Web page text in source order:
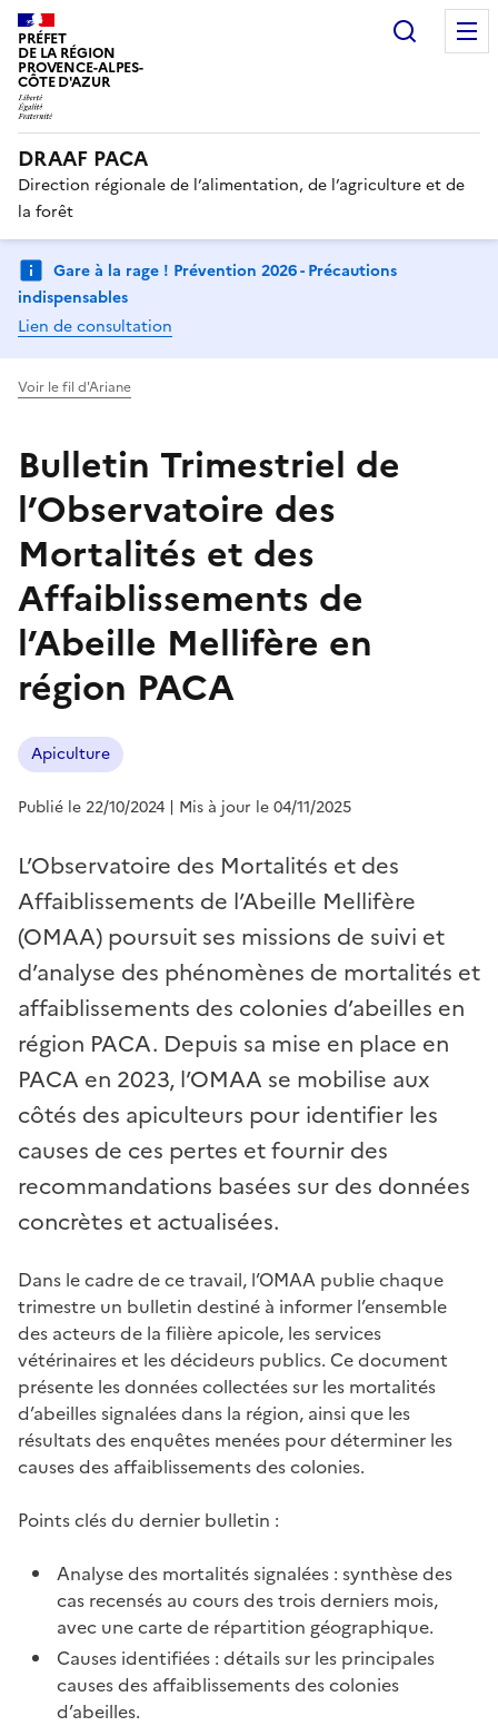
PRÉFET
DE LA RÉGION
PROVENCE-ALPES-
CÔTE D'AZUR
DRAAF PACA
Direction régionale de l’alimentation, de l’agriculture et de
la forêt
Gare à la rage ! Prévention 2026 - Précautions
indispensables
Lien de consultation
Voir le fil d'Ariane
Bulletin Trimestriel de
l’Observatoire des
Mortalités et des
Affaiblissements de
l’Abeille Mellifère en
région PACA
Apiculture
Publié le 22/10/2024 | Mis à jour le 04/11/2025
L’Observatoire des Mortalités et des
Affaiblissements de l’Abeille Mellifère
(OMAA) poursuit ses missions de suivi et
d’analyse des phénomènes de mortalités et
affaiblissements des colonies d’abeilles en
région PACA. Depuis sa mise en place en
PACA en 2023, l’OMAA se mobilise aux
côtés des apiculteurs pour identifier les
causes de ces pertes et fournir des
recommandations basées sur des données
concrètes et actualisées.
Dans le cadre de ce travail, l’OMAA publie chaque
trimestre un bulletin destiné à informer l’ensemble
des acteurs de la filière apicole, les services
vétérinaires et les décideurs publics. Ce document
présente les données collectées sur les mortalités
d’abeilles signalées dans la région, ainsi que les
résultats des enquêtes menées pour déterminer les
causes des affaiblissements des colonies.
Points clés du dernier bulletin :
Analyse des mortalités signalées : synthèse des
cas recensés au cours des trois derniers mois,
avec une carte de répartition géographique.
Causes identifiées : détails sur les principales
causes des affaiblissements des colonies
d’abeilles.